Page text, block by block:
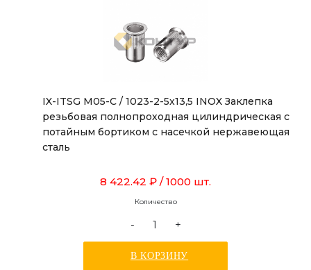
IX-ITSG M05-C / 1023-2-5x13,5 INOX Заклепка
резьбовая полнопроходная цилиндрическая с
потайным бортиком с насечкой нержавеющая
сталь
8 422.42 ₽ / 1000 шт.
Количество
- +
В КОРЗИНУ